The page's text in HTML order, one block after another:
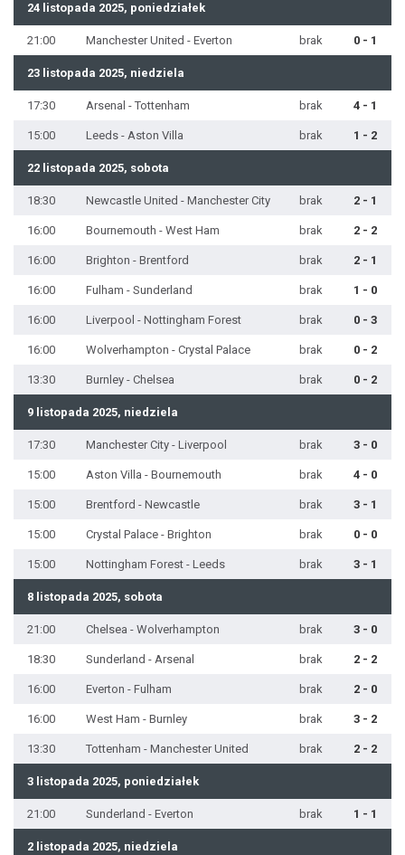
24 listopada 2025, poniedziałek
21:00 Manchester United - Everton brak 0 - 1
23 listopada 2025, niedziela
17:30 Arsenal - Tottenham brak 4 - 1
15:00 Leeds - Aston Villa brak 1 - 2
22 listopada 2025, sobota
18:30 Newcastle United - Manchester City brak 2 - 1
16:00 Bournemouth - West Ham brak 2 - 2
16:00 Brighton - Brentford brak 2 - 1
16:00 Fulham - Sunderland brak 1 - 0
16:00 Liverpool - Nottingham Forest brak 0 - 3
16:00 Wolverhampton - Crystal Palace brak 0 - 2
13:30 Burnley - Chelsea brak 0 - 2
9 listopada 2025, niedziela
17:30 Manchester City - Liverpool brak 3 - 0
15:00 Aston Villa - Bournemouth brak 4 - 0
15:00 Brentford - Newcastle brak 3 - 1
15:00 Crystal Palace - Brighton brak 0 - 0
15:00 Nottingham Forest - Leeds brak 3 - 1
8 listopada 2025, sobota
21:00 Chelsea - Wolverhampton brak 3 - 0
18:30 Sunderland - Arsenal brak 2 - 2
16:00 Everton - Fulham brak 2 - 0
16:00 West Ham - Burnley brak 3 - 2
13:30 Tottenham - Manchester United brak 2 - 2
3 listopada 2025, poniedziałek
21:00 Sunderland - Everton brak 1 - 1
2 listopada 2025, niedziela